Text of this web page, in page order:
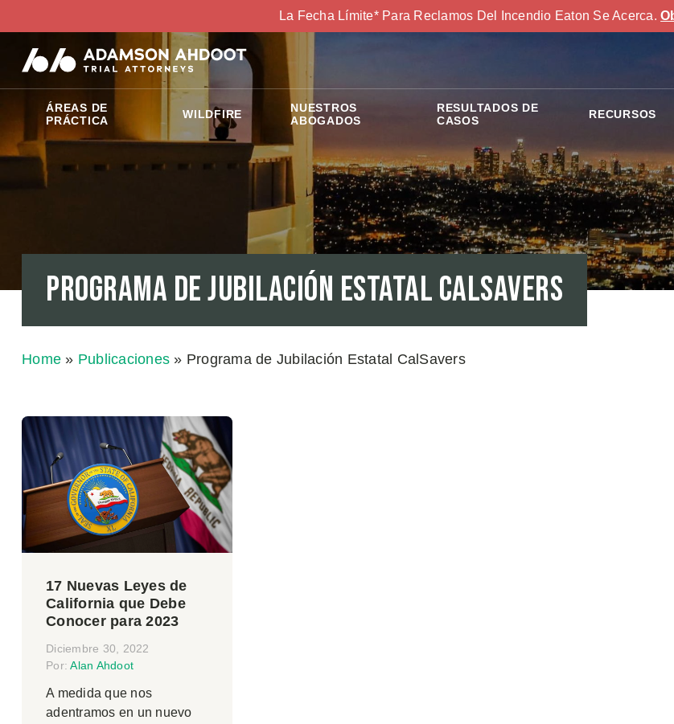
La Fecha Límite* Para Reclamos Del Incendio Eaton Se Acerca.
ÁREAS DE
PRÁCTICA
WILDFIRE
NUESTROS
ABOGADOS
RESULTADOS DE
CASOS
RECURSOS
Programa de Jubilación Estatal CalSavers
Home » Publicaciones » Programa de Jubilación Estatal CalSavers
17 Nuevas Leyes de
California que Debe
Conocer para 2023
Diciembre 30, 2022
Por:Alan Ahdoot
A medida que nos
adentramos en un nuevo